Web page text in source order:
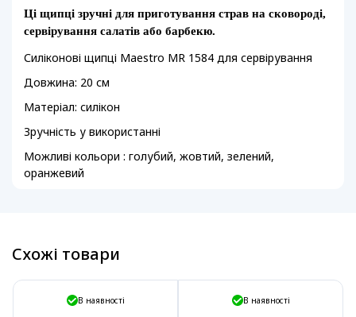
Ці щипці зручні для приготування страв на сковороді,
сервірування салатів або барбекю.
Силіконові щипці Maestro MR 1584 для сервірування
Довжина: 20 см
Матеріал: силікон
Зручність у використанні
Можливі кольори : голубий, жовтий, зелений,
оранжевий
Схожі товари
В наявності В наявності